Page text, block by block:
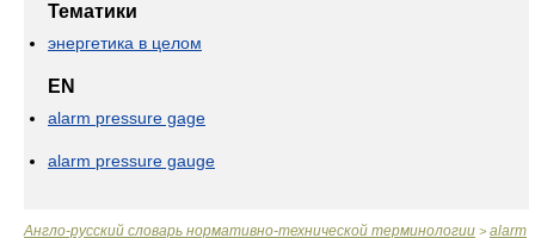
Тематики
энергетика в целом
EN
alarm pressure gage
alarm pressure gauge
Англо-русский словарь нормативно-технической терминологии > alarm